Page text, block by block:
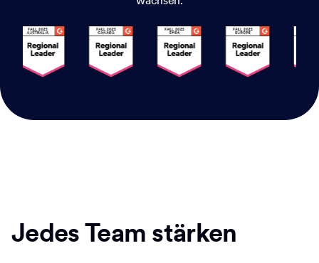
Jedes Team stärken